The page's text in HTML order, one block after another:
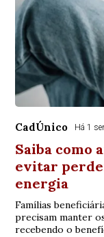
CadÚnico Há 1
Saiba como
evitar
energia
Famílias
precisam manter
recebendo o